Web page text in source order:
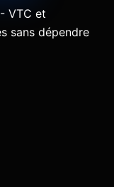
VTC et
sans dépendre